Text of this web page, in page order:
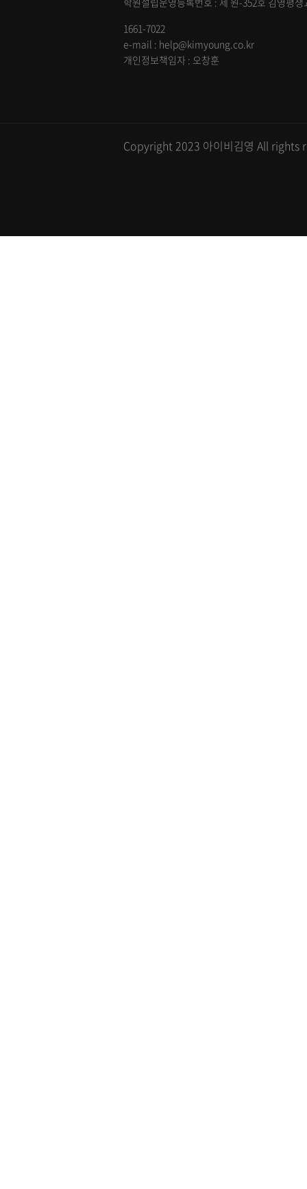
1661-7022
e-mail : help@kimyoung.co.kr
개인정보책임자 : 오창훈
Copyright 2023 아이비김영 All rights